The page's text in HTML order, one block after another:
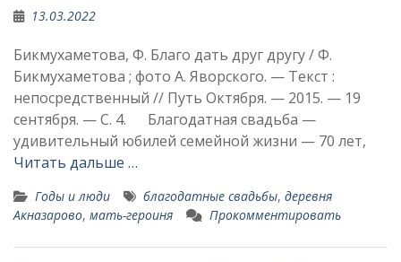
13.03.2022
Бикмухаметова, Ф. Благо дать друг другу / Ф.
Бикмухаметова ; фото А. Яворского. — Текст :
непосредственный // Путь Октября. — 2015. — 19
сентября. — С. 4. Благодатная свадьба —
удивительный юбилей семейной жизни — 70 лет,
Читать дальше …
Годы и люди благодатные свадьбы, деревня
Акназарово, мать-героиня Прокомментировать